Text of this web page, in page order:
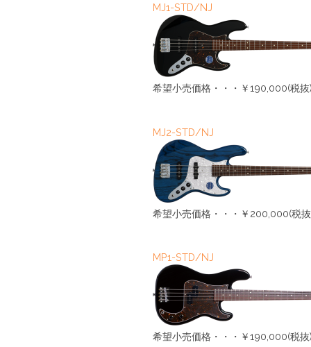
MJ1-STD/NJ
希望小売価格・・・￥190,000(税抜
MJ2-STD/NJ
希望小売価格・・・￥200,000(税
MP1-STD/NJ
希望小売価格・・・￥190,000(税抜